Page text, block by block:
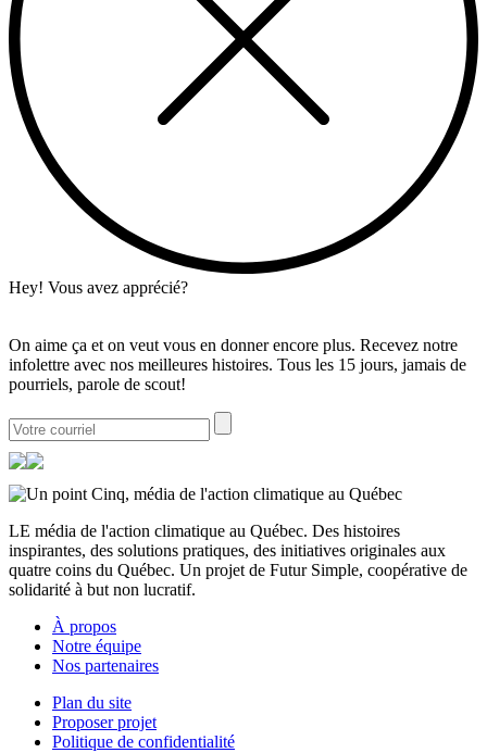
Hey! Vous avez apprécié?
On aime ça et on veut vous en donner encore plus. Recevez notre
infolettre avec nos meilleures histoires. Tous les 15 jours, jamais de
pourriels, parole de scout!
LE média de l'action climatique au Québec. Des histoires
inspirantes, des solutions pratiques, des initiatives originales aux
quatre coins du Québec. Un projet de Futur Simple, coopérative de
solidarité à but non lucratif.
À propos
Notre équipe
Nos partenaires
Plan du site
Proposer projet
Politique de confidentialité